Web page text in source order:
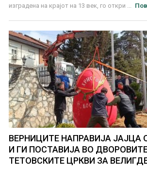
изградена на крајот на 13 век, го откри ...
ВЕРНИЦИТЕ НАПРАВИЈА ЈАЈЦА
И ГИ ПОСТАВИЈА ВО
ТЕТОВСКИТЕ ЦРКВИ ЗА